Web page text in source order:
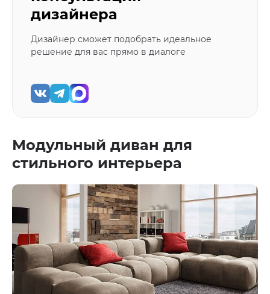
дизайнера
Дизайнер сможет подобрать идеальное
решение для вас прямо в диалоге
Модульный диван для
стильного интерьера